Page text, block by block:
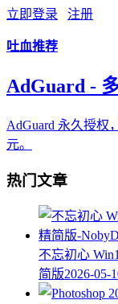
立即登录 注册
吐血推荐
AdGuard -
AdGuard 永久授权
元。
热门文章
不忘初心
简版2026-05-